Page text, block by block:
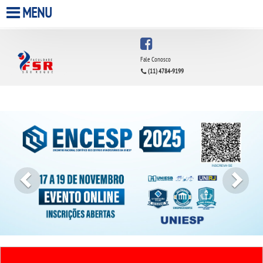
A FACULDADE
QUEM SOMOS
BIBLIOTECA
CPA
MENU
Fale Conosco
(11) 4784-9199